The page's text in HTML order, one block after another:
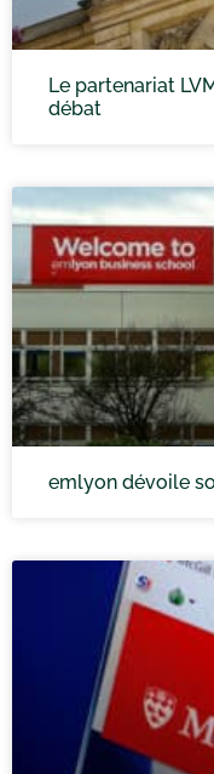
Le partenariat
débat
emlyon dévoile